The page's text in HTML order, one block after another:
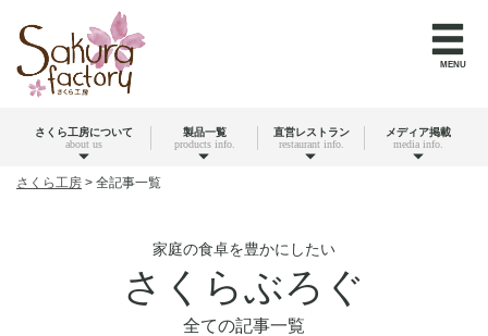
MENU
さくら工房について
about us
製品一覧
products info.
直営レストラン
restaurant info.
メディア掲載
media info.
さくら工房 > 全記事一覧
家庭の食卓を豊かにしたい
さくらぶろぐ
全ての記事一覧